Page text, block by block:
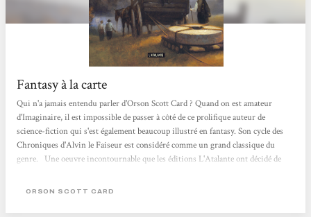
Fantasy à la carte
Qui n'a jamais entendu parler d'Orson Scott Card ? Quand on est amateur
d'Imaginaire, il est impossible de passer à côté de ce prolifique auteur de
science-fiction qui s'est également beaucoup illustré en fantasy. Son cycle des
Chroniques d'Alvin le Faiseur est considéré comme un grand classique du
genre. Une oeuvre incontournable que les éditions L'Atalante ont décidé de
vient juste de reparaître. Un premier tome qui nous plonge dans le quotidien
ORSON SCOTT CARD